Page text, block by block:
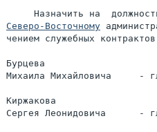
Назначить на
Северо-Восточному
чением служебных
Бурцева
Михаила Михайловича     -
Киржакова
Сергея Леонидовича      -